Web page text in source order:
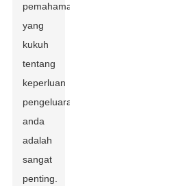
pemahaman
yang
kukuh
tentang
keperluan
pengeluaran
anda
adalah
sangat
penting.